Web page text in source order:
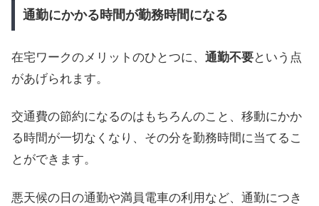
通勤にかかる時間が勤務時間になる
在宅ワークのメリットのひとつに、 通勤不要という点
があげられます。
交通費の節約になるのはもちろんのこと、移動にかか
る時間が一切なくなり、その分を勤務時間に当てるこ
とができます。
悪天候の日の通勤や満員電車の利用など、通勤につき